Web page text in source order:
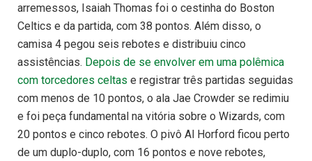
arremessos, Isaiah Thomas foi o cestinha do Boston
Celtics e da partida, com 38 pontos. Além disso, o
camisa 4 pegou seis rebotes e distribuiu cinco
assistências. Depois de se envolver em uma polêmica
com torcedores celtas e registrar três partidas seguidas
com menos de 10 pontos, o ala Jae Crowder se redimiu
e foi peça fundamental na vitória sobre o Wizards, com
20 pontos e cinco rebotes. O pivô Al Horford ficou perto
de um duplo-duplo, com 16 pontos e nove rebotes,